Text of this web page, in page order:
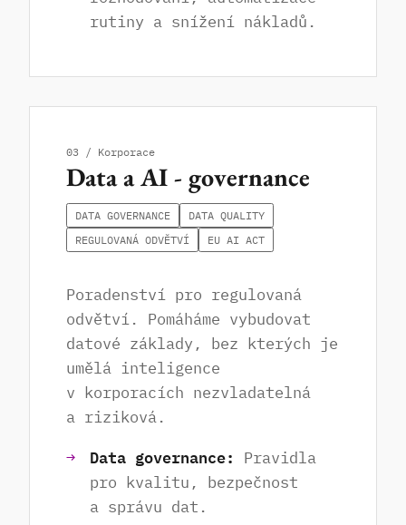
rutiny a snížení nákladů.
03 / Korporace
Data a AI - governance
DATA GOVERNANCE
DATA QUALITY
REGULOVANÁ ODVĚTVÍ
EU AI ACT
Poradenství pro regulovaná
odvětví. Pomáháme vybudovat
datové základy, bez kterých je
umělá inteligence
v korporacích nezvladatelná
a riziková.
Data governance:
Pravidla
pro kvalitu, bezpečnost
a správu dat.